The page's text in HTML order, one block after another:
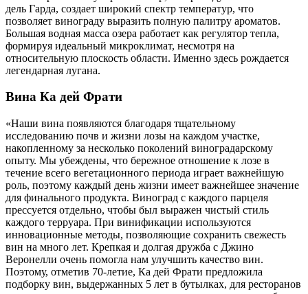
дель Гарда, создает широкий спектр температур, что
позволяет винограду выразить полную палитру ароматов.
Большая водная масса озера работает как регулятор тепла,
формируя идеальный микроклимат, несмотря на
относительную плоскость области. Именно здесь рождается
легендарная лугана.
Вина Ка дей Фрати
«Наши вина появляются благодаря тщательному
исследованию почв и жизни лозы на каждом участке,
накопленному за несколько поколений виноградарскому
опыту. Мы убеждены, что бережное отношение к лозе в
течение всего вегетационного периода играет важнейшую
роль, поэтому каждый день жизни имеет важнейшее значение
для финального продукта. Виноград с каждого парцеля
прессуется отдельно, чтобы был выражен чистый стиль
каждого терруара. При винификации используются
инновационные методы, позволяющие сохранить свежесть
вин на много лет. Крепкая и долгая дружба с Джино
Веронелли очень помогла нам улучшить качество вин.
Поэтому, отметив 70-летие, Ка дей Фрати предложила
подборку вин, выдержанных 5 лет в бутылках, для ресторанов